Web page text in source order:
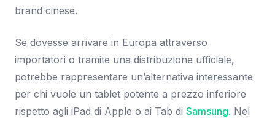
brand cinese.
Se dovesse arrivare in Europa attraverso
importatori o tramite una distribuzione ufficiale,
potrebbe rappresentare un’alternativa interessante
per chi vuole un tablet potente a prezzo inferiore
rispetto agli iPad di Apple o ai Tab di Samsung. Nel